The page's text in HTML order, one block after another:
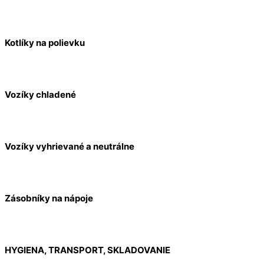
Kotlíky na polievku
Vozíky chladené
Vozíky vyhrievané a neutrálne
Zásobníky na nápoje
HYGIENA, TRANSPORT, SKLADOVANIE